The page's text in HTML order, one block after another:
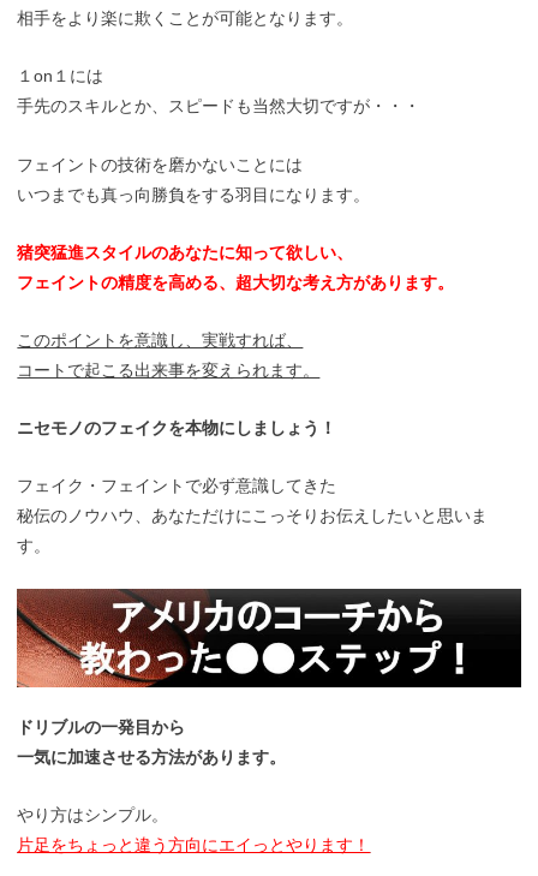
相手をより楽に欺くことが可能となります。
１on１には
手先のスキルとか、スピードも当然大切ですが・・・
フェイントの技術を磨かないことには
いつまでも真っ向勝負をする羽目になります。
猪突猛進スタイルのあなたに知って欲しい、
フェイントの精度を高める、超大切な考え方があります。
このポイントを意識し、実戦すれば、
コートで起こる出来事を変えられます。
ニセモノのフェイクを本物にしましょう！
フェイク・フェイントで必ず意識してきた
秘伝のノウハウ、あなただけにこっそりお伝えしたいと思いま
す。
ドリブルの一発目から
一気に加速させる方法があります。
やり方はシンプル。
片足をちょっと違う方向にエイっとやります！